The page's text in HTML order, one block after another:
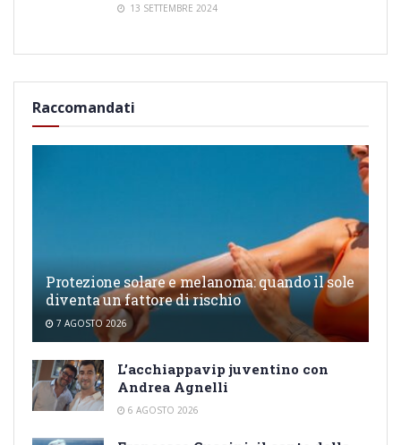
13 SETTEMBRE 2024
Raccomandati
Protezione solare e melanoma: quando il sole
diventa un fattore di rischio
7 AGOSTO 2026
L’acchiappavip juventino con
Andrea Agnelli
6 AGOSTO 2026